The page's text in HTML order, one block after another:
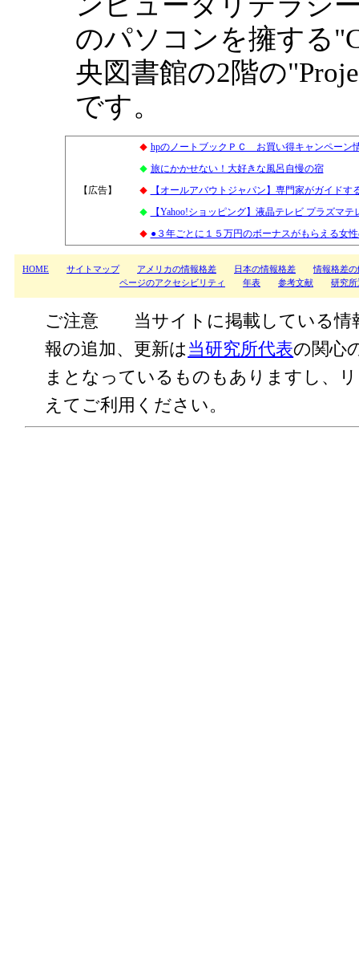
のパソコンを擁する
央図書館の2階の
です。
【広告】
◆ hpのノートブックＰＣ お買い得キャンペーン
◆ 旅にかかせない！大好きな風呂自慢の宿
◆ 【オールアバウトジャパン】専門家がガイドす
◆ 【Yahoo!ショッピング】液晶テレビ プラズマ
◆ ●３年ごとに１５万円のボーナスがもらえる女
HOME サイトマップ アメリカの情報格差 日本の情報格差
情報格差の
ページのアクセシビリティ
年表 参考文献 研究所
ご注意 当サイトに掲載している情
報の追加、更新は 当研究所代表の関心
まとなっているものもありますし、
えてご利用ください。